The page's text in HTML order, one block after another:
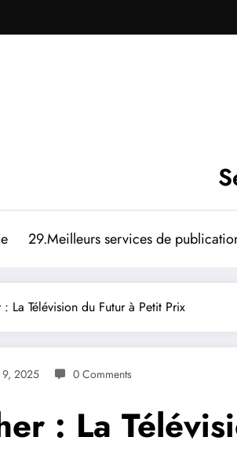
29.Meilleurs services de
: La Télévision du Futur à Petit Prix
9, 2025 0 Comments
: La